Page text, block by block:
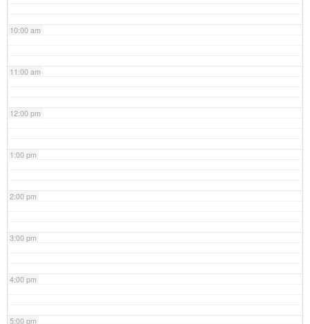
10:00 am
11:00 am
12:00 pm
1:00 pm
2:00 pm
3:00 pm
4:00 pm
5:00 pm